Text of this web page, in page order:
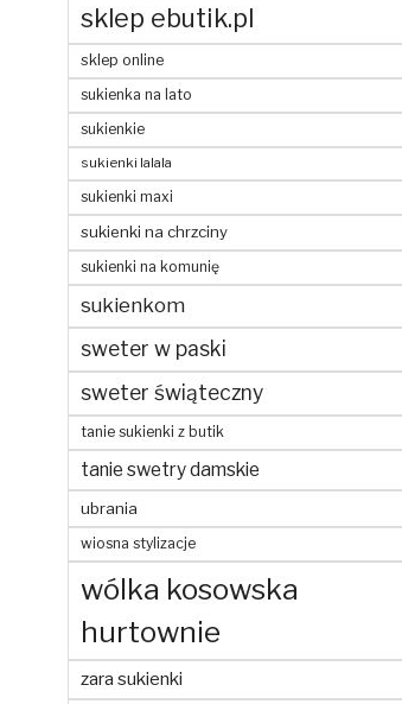
sklep ebutik.pl
sklep online
sukienka na lato
sukienkie
sukienki lalala
sukienki maxi
sukienki na chrzciny
sukienki na komunię
sukienkom
sweter w paski
sweter świąteczny
tanie sukienki z butik
tanie swetry damskie
ubrania
wiosna stylizacje
wólka kosowska
hurtownie
zara sukienki